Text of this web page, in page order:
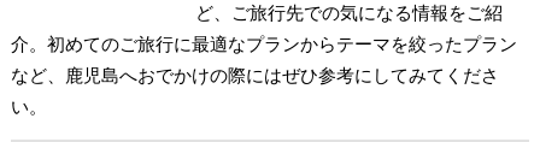
ど、ご旅行先での気になる情報をご紹
介。初めてのご旅行に最適なプランからテーマを絞ったプラン
など、鹿児島へおでかけの際にはぜひ参考にしてみてくださ
い。